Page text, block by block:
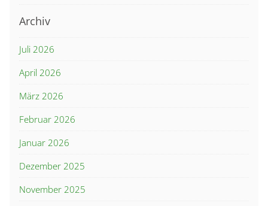
Archiv
Juli 2026
April 2026
März 2026
Februar 2026
Januar 2026
Dezember 2025
November 2025